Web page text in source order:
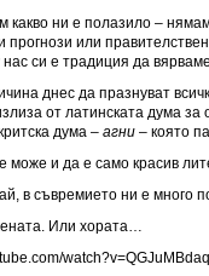
какво ни е полазило –
прогнози или
си е традиция да
днес да празнуват
от латинската дума за
дума – агни– която
може и да е само красив
в съвремието ни е много
Или хората…